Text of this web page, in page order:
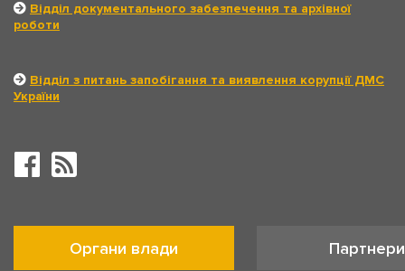
Відділ документального забезпечення та архівної
роботи
Відділ з питань запобігання та виявлення корупції ДМС
України
Органи влади Партнери